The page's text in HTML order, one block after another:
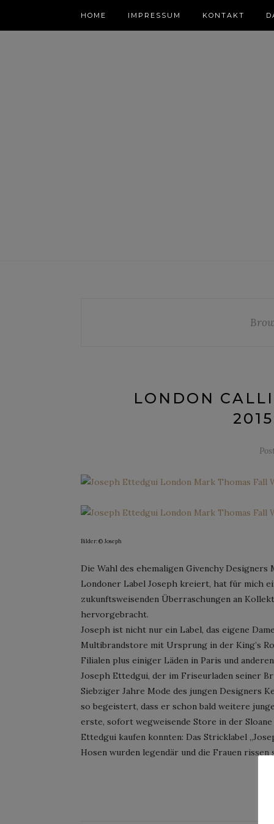
HOME IMPRESSUM KONTAKT
LONDON
Bilder: © Joseph
Die Wahl des ehemaligen Givenchy
Londoner Label Joseph kreiert, hat für mich
zukunftsweisenden Überraschungen an
hervorgebracht.
Joseph ist nicht nur ein Label, das eigene
Multibrandstore mit Ursprung in der King’s
Filialen plus einiger Läden in Paris und
Joseph Ettedgui, der im Friseurladen seiner
Siebziger Jahre Mode des jungen Designers
so begeistert, dass er schon bald weitere
erste, sofort wegweisende Store in der
Ettedgui kaufen konnten: Das Stricklabel
Hosen wurden legendär und die Frauen